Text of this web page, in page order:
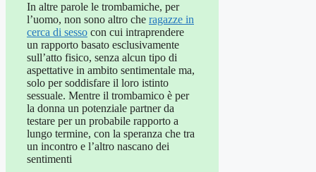
In altre parole le trombamiche, per
l’uomo, non sono altro che ragazze in
cerca di sesso con cui intraprendere
un rapporto basato esclusivamente
sull’atto fisico, senza alcun tipo di
aspettative in ambito sentimentale ma,
solo per soddisfare il loro istinto
sessuale. Mentre il trombamico è per
la donna un potenziale partner da
testare per un probabile rapporto a
lungo termine, con la speranza che tra
un incontro e l’altro nascano dei
sentimenti